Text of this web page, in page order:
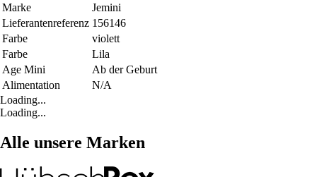
Marke
Jemini
Lieferantenreferenz 156146
Farbe
violett
Farbe
Lila
Age Mini
Ab der Geburt
Alimentation
N/A
Loading...
Loading...
Alle unsere Marken